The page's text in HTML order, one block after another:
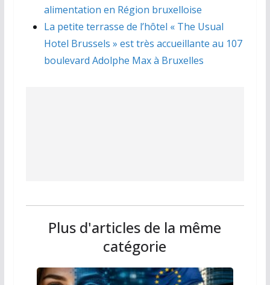
alimentation en Région bruxelloise
La petite terrasse de l’hôtel « The Usual
Hotel Brussels » est très accueillante au 107
boulevard Adolphe Max à Bruxelles
Plus d'articles de la même
catégorie